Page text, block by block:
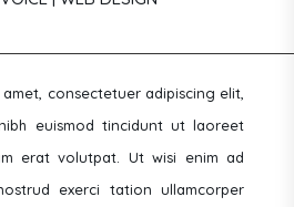
consectetuer adipiscing elit,
euismod tincidunt ut laoreet
erat volutpat. Ut wisi enim ad
exerci tation ullamcorper